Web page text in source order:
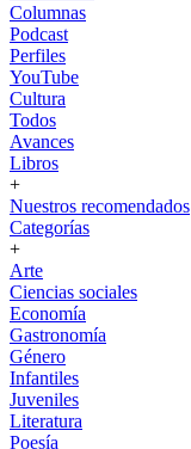
Columnas
Podcast
Perfiles
YouTube
Cultura
Todos
Avances
Libros
+
Nuestros recomendados
Categorías
+
Arte
Ciencias sociales
Economía
Gastronomía
Género
Infantiles
Juveniles
Literatura
Poesía